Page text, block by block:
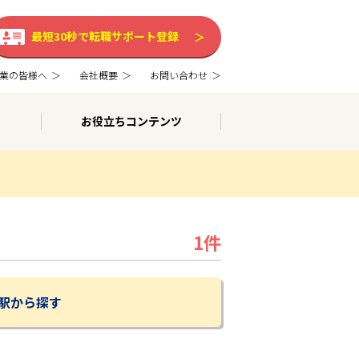
最短30秒で転職サポート登録
の皆様へ 会社概要 お問い合わせ
お役立ちコンテンツ
1件
から探す